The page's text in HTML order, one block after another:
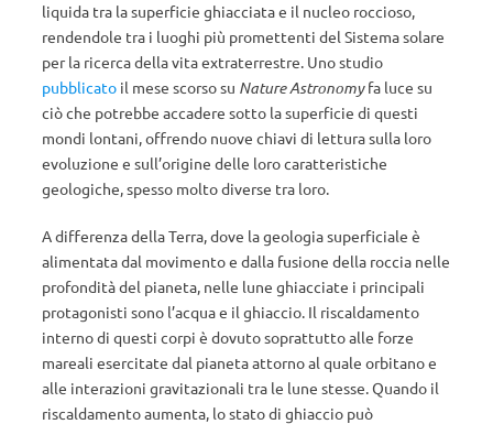
liquida tra la superficie ghiacciata e il nucleo roccioso,
rendendole tra i luoghi più promettenti del Sistema solare
per la ricerca della vita extraterrestre. Uno studio
pubblicato il mese scorso su Nature Astronomyfa luce su
ciò che potrebbe accadere sotto la superficie di questi
mondi lontani, offrendo nuove chiavi di lettura sulla loro
evoluzione e sull’origine delle loro caratteristiche
geologiche, spesso molto diverse tra loro.
A differenza della Terra, dove la geologia superficiale è
alimentata dal movimento e dalla fusione della roccia nelle
profondità del pianeta, nelle lune ghiacciate i principali
protagonisti sono l’acqua e il ghiaccio. Il riscaldamento
interno di questi corpi è dovuto soprattutto alle forze
mareali esercitate dal pianeta attorno al quale orbitano e
alle interazioni gravitazionali tra le lune stesse. Quando il
riscaldamento aumenta, lo stato di ghiaccio può